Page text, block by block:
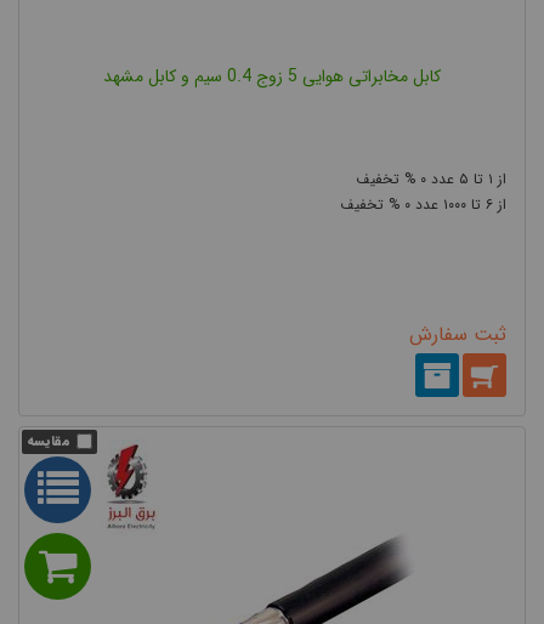
کابل مخابراتی هوایی 5 زوج 0.4 سیم و کابل مشهد
۱ ۵
۰
۶
۱۰۰۰ ۰
ثبت سفارش